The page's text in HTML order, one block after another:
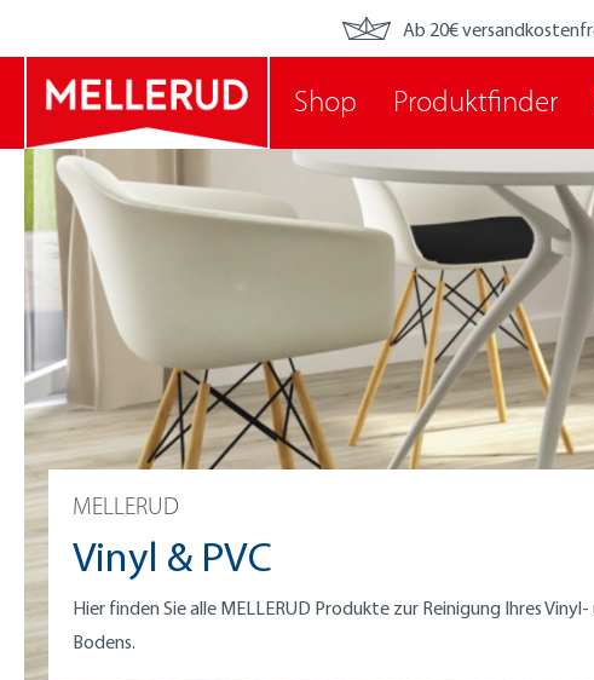
Ab 20€
Shop Produktfinder
MELLERUD
Vinyl & PVC
Hier finden Sie alle MELLERUD Produkte zur Reinigung Ihres Vinyl-
Bodens.